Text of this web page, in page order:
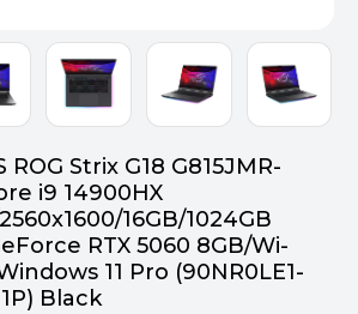
ROG Strix G18 G815JMR-
i9 14900HX
16GB/1024GB
RTX 5060 8GB/Wi-
11 Pro (90NR0LE1-
Black